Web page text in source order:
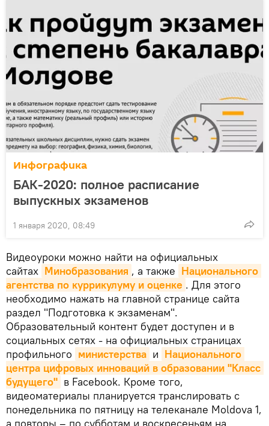
Инфографика
БАК-2020: полное расписание
выпускных экзаменов
1 января 2020, 08:49
Видеоуроки можно найти на официальных
сайтах Минобразования , а также Национального
агентства по куррикулуму и оценке . Для этого
необходимо нажать на главной странице сайта
раздел "Подготовка к экзаменам".
Образовательный контент будет доступен и в
социальных сетях - на официальных страницах
профильного министерства и Национального
центра цифровых инноваций в образовании "Класс
будущего" в Facebook. Кроме того,
видеоматериалы планируется транслировать с
понедельника по пятницу на телеканале Moldova 1,
а повторы – по субботам и воскресеньям на